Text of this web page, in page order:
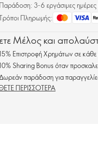
Παράδοση: 3-6 εργάσιμες
Πληρωμής:
Μέλος και
Επιστροφή Χρημάτων σε κάθε
Sharing Bonus όταν
παράδοση για
ΠΕΡΙΣΣΟΤΕΡΑ